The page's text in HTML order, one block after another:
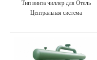
Тип винта чиллер для Отель
Центральная система